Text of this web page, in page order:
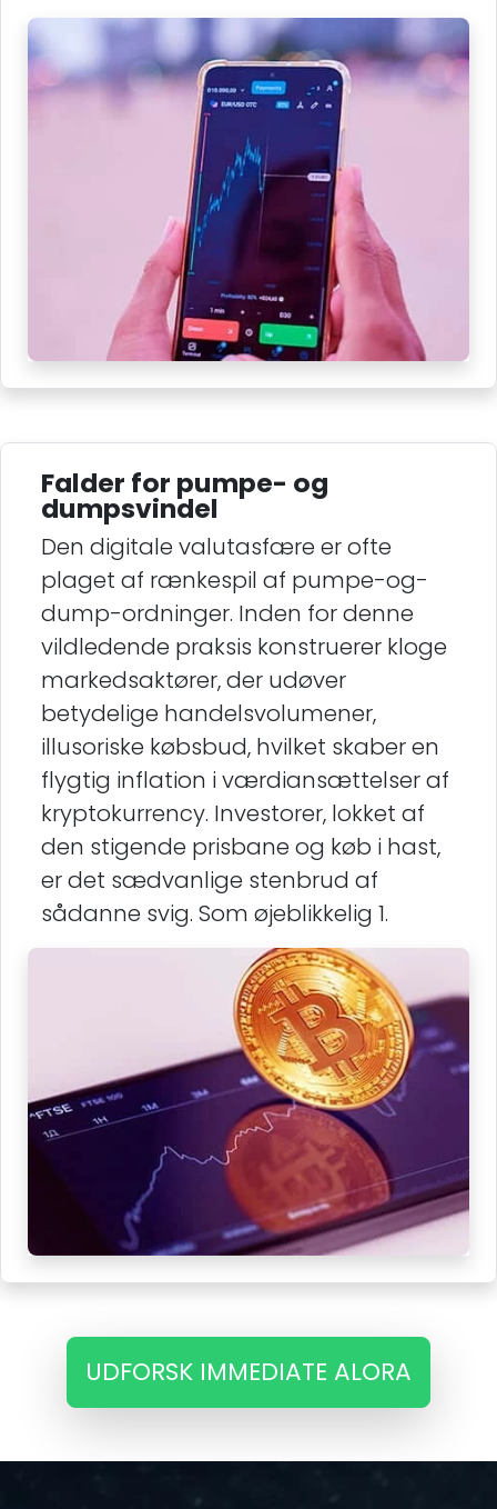
Falder for pumpe- og
dumpsvindel
Den digitale valutasfære er ofte
plaget af rænkespil af pumpe-og-
dump-ordninger. Inden for denne
vildledende praksis konstruerer kloge
markedsaktører, der udøver
betydelige handelsvolumener,
illusoriske købsbud, hvilket skaber en
flygtig inflation i værdiansættelser af
kryptokurrency. Investorer, lokket af
den stigende prisbane og køb i hast,
er det sædvanlige stenbrud af
sådanne svig. Som øjeblikkelig 1.
UDFORSK IMMEDIATE ALORA